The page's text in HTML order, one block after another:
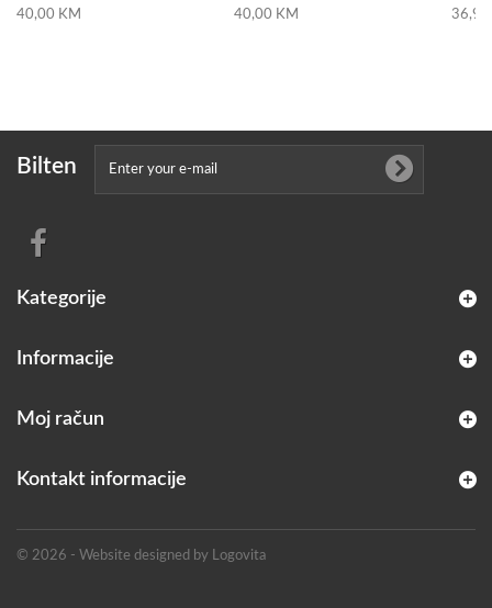
40,00 KM 40,00 KM 36,90
Bilten
Kategorije
Informacije
© 2026 - Website designed by Logovita
Moj račun
Kontakt informacije